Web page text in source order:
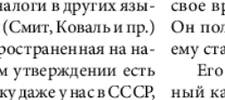
Давай